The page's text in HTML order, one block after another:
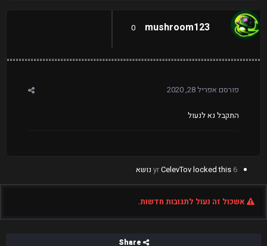
mushroom123
0
פורסם אפריל 28, 2020
התקבל נא לנעול
6 yr
CelevTovlocked this נושא
אשכול זה נעול לתגובות חדשות.